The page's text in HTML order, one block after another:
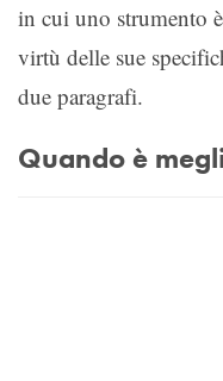
in cui uno strumento
virtù delle sue
due paragrafi.
Quando è